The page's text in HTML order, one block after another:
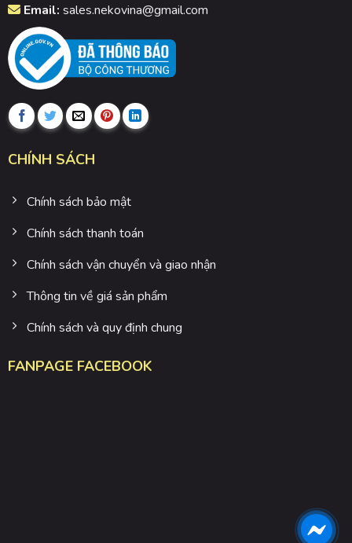
Email: sales.nekovina@gmail.com
CHÍNH SÁCH
Chính sách bảo mật
Chính sách thanh toán
Chính sách vận chuyển và giao nhận
Thông tin về giá sản phẩm
Chính sách và quy định chung
FANPAGE FACEBOOK